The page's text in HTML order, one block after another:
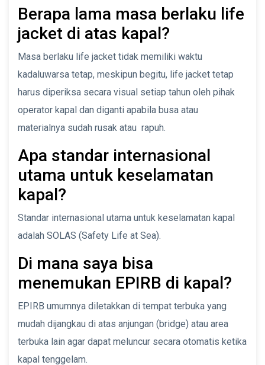
Berapa lama masa berlaku life
jacket di atas kapal?
Masa berlaku life jacket tidak memiliki waktu
kadaluwarsa tetap, meskipun begitu, life jacket tetap
harus diperiksa secara visual setiap tahun oleh pihak
operator kapal dan diganti apabila busa atau
materialnya sudah rusak atau rapuh.
Apa standar internasional
utama untuk keselamatan
kapal?
Standar internasional utama untuk keselamatan kapal
adalah SOLAS (Safety Life at Sea).
Di mana saya bisa
menemukan EPIRB di kapal?
EPIRB umumnya diletakkan di tempat terbuka yang
mudah dijangkau di atas anjungan (bridge) atau area
terbuka lain agar dapat meluncur secara otomatis ketika
kapal tenggelam.